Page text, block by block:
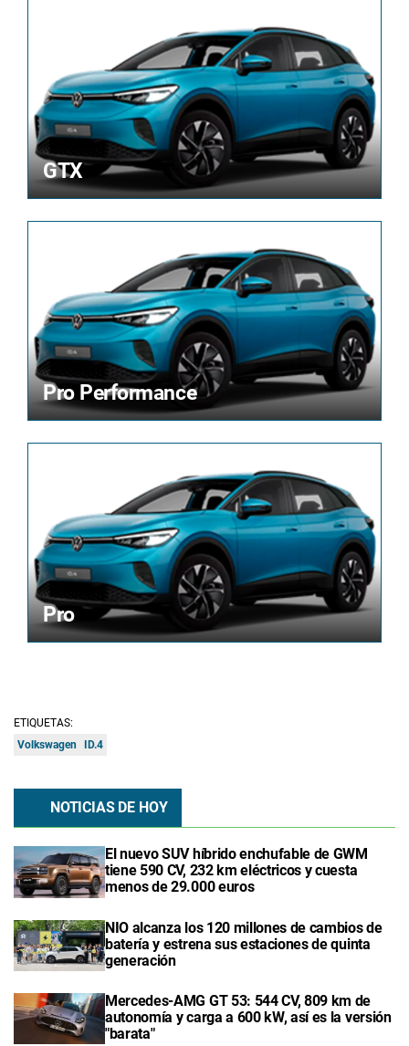
GTX
Pro Performance
Pro
ETIQUETAS:
Volkswagen
ID.4
NOTICIAS DE HOY
El nuevo SUV híbrido enchufable de GWM
tiene 590 CV, 232 km eléctricos y cuesta
menos de 29.000 euros
NIO alcanza los 120 millones de cambios de
batería y estrena sus estaciones de quinta
generación
Mercedes-AMG GT 53: 544 CV, 809 km de
autonomía y carga a 600 kW, así es la versión
"barata"